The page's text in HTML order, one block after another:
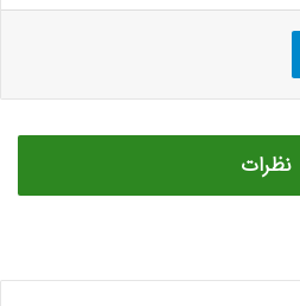
تلگرام
نظرات